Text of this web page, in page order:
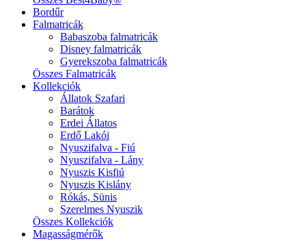
Bordűr
Falmatricák
Babaszoba falmatricák
Disney falmatricák
Gyerekszoba falmatricák
Összes Falmatricák
Kollekciók
Állatok Szafari
Barátok
Erdei Állatos
Erdő Lakói
Nyuszifalva - Fiú
Nyuszifalva - Lány
Nyuszis Kisfiú
Nyuszis Kislány
Rókás, Sünis
Szerelmes Nyuszik
Összes Kollekciók
Magasságmérők